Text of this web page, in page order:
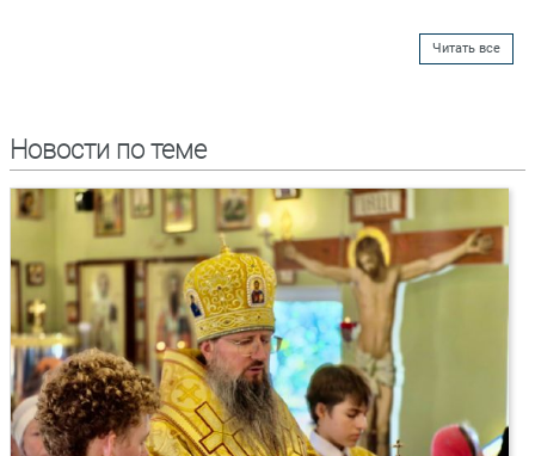
Читать все
Новости по теме